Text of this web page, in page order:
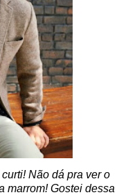
Não dá pra ver o
marrom! Gostei dessa